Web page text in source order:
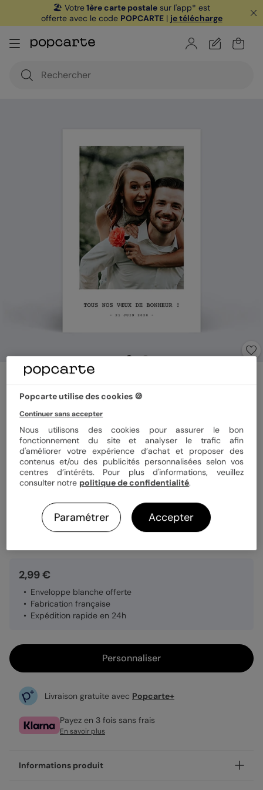
🏖️ Votre1ère carte postale sur l'app* est
offerte avec le code POPCARTE| je télécharge
Carte félicitations mariage
Format 10x15 cm
Quantité 1 carte
2,99 €
Enveloppe blanche offerte
Fabrication française
Expédition rapide en 24h
Personnaliser
Livraison gratuite avec Popcarte+
Payez en 3 fois sans frais
En savoir plus
Informations produit
Popcarte utilise des cookies 🍪
Continuer sans accepter
Nous utilisons des cookies pour assurer le bon
fonctionnement du site et analyser le trafic afin
d'améliorer votre expérience d’achat et proposer des
contenus et/ou des publicités personnalisées selon vos
centres d’intérêts. Pour plus d'informations, veuillez
consulter notre politique de confidentialité.
Paramétrer Accepter